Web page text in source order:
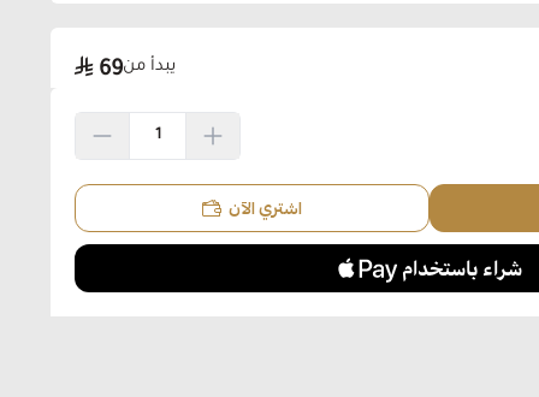
يبدأ من69
اشتري الآن